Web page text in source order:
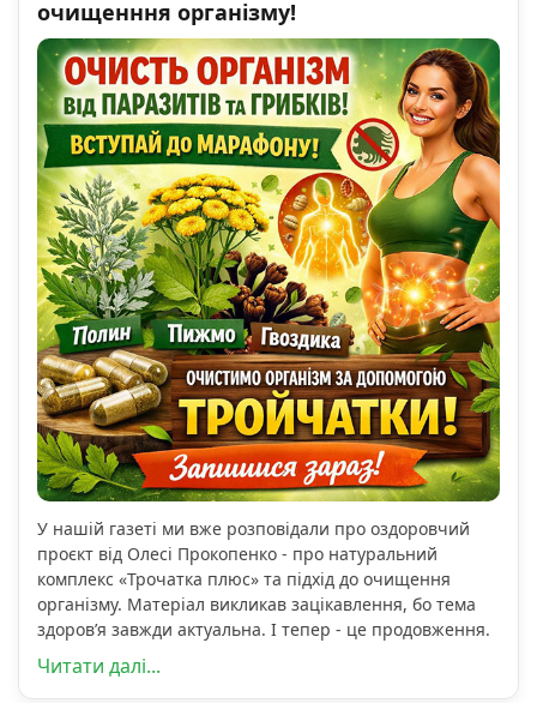
очищенння організму!
У нашій газеті ми вже розповідали про оздоровчий
проєкт від Олесі Прокопенко - про натуральний
комплекс «Трочатка плюс» та підхід до очищення
організму. Матеріал викликав зацікавлення, бо тема
здоров’я завжди актуальна. І тепер - це продовження.
Читати далі...